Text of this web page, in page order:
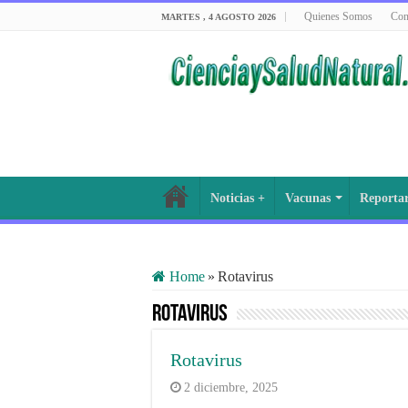
MARTES , 4 AGOSTO 2026 Quienes Somos
Noticias + Vacunas
Home » Rotavirus
Rotavirus
Rotavirus
2 diciembre, 2025